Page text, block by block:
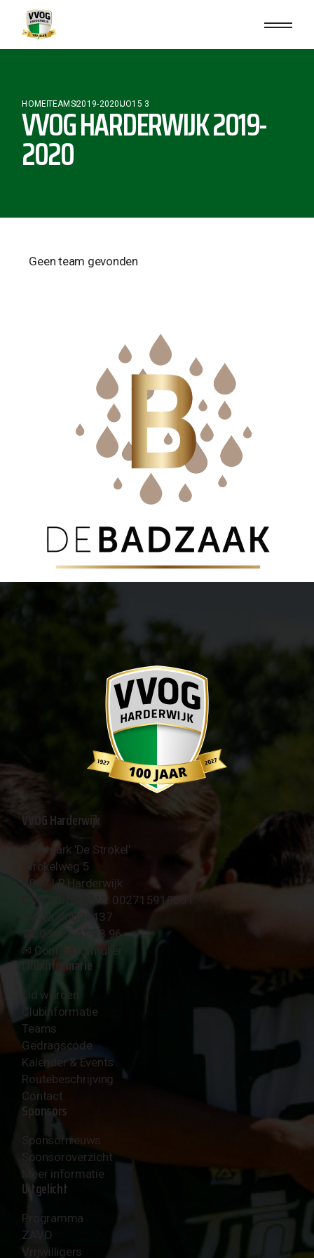
HOMETEAMS2019-2020 JO15 3
VVOG HARDERWIJK 2019-
2020
Geen team gevonden
VVOG Harderwijk
Sportpark 'De Strokel'
Strokelweg 5
3847 LR Harderwijk
BTW Nummer NL 002715910B01
KvK Nr 40094437
☎︎ 0341 - 41 28 96
✉︎ Contactformulier
Clubinformatie
Lid worden
Clubinformatie
Teams
Gedragscode
Kalender & Events
Routebeschrijving
Contact
Sponsors
Sponsornieuws
Sponsoroverzicht
Meer informatie
Uitgelicht
Programma
ZAVO
Vrijwilligers